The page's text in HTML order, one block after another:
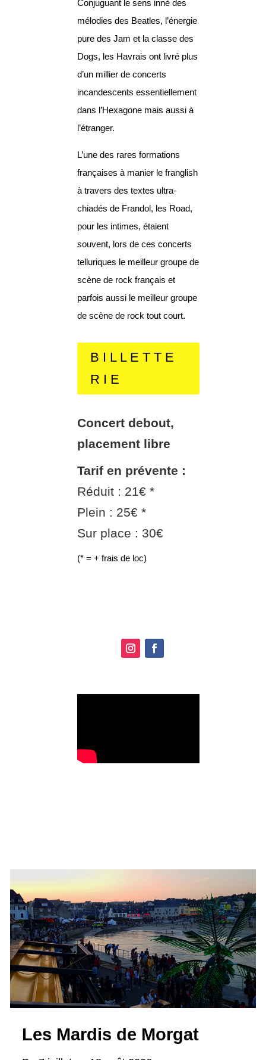
Conjuguant le sens inné des
mélodies des Beatles, l’énergie
pure des Jam et la classe des
Dogs, les Havrais ont livré plus
d’un millier de concerts
incandescents essentiellement
dans l’Hexagone mais aussi à
l’étranger.
L’une des rares formations
françaises à manier le franglish
à travers des textes ultra-
chiadés de Frandol, les Road,
pour les intimes, étaient
souvent, lors de ces concerts
telluriques le meilleur groupe de
scène de rock français et
parfois aussi le meilleur groupe
de scène de rock tout court.
B I L L E T T E
R I E
Concert debout,
placement libre
Tarif en prévente :
Réduit : 21€ *
Plein : 25€ *
Sur place : 30€
(* = + frais de loc)
Les Mardis de Morgat